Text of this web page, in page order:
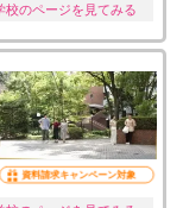
校のページを見てみる
資料請求キャンペーン対象